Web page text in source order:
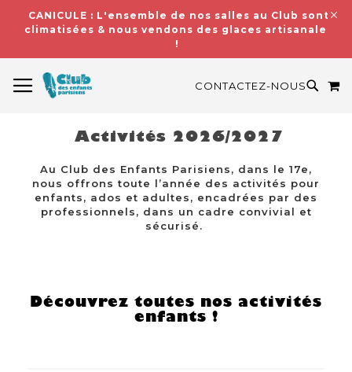
CANICULE : L'ensemble de nos salles au Club sont
climatisées & nous vendons des glaces artisanales
!
CONTACTEZ-NOUS
Activités 2026/2027
Au Club des Enfants Parisiens, dans le 17e,
nous offrons toute l’année des activités pour
enfants, ados et adultes, encadrées par des
professionnels, dans un cadre convivial et
sécurisé.
Découvrez toutes nos activités
enfants !